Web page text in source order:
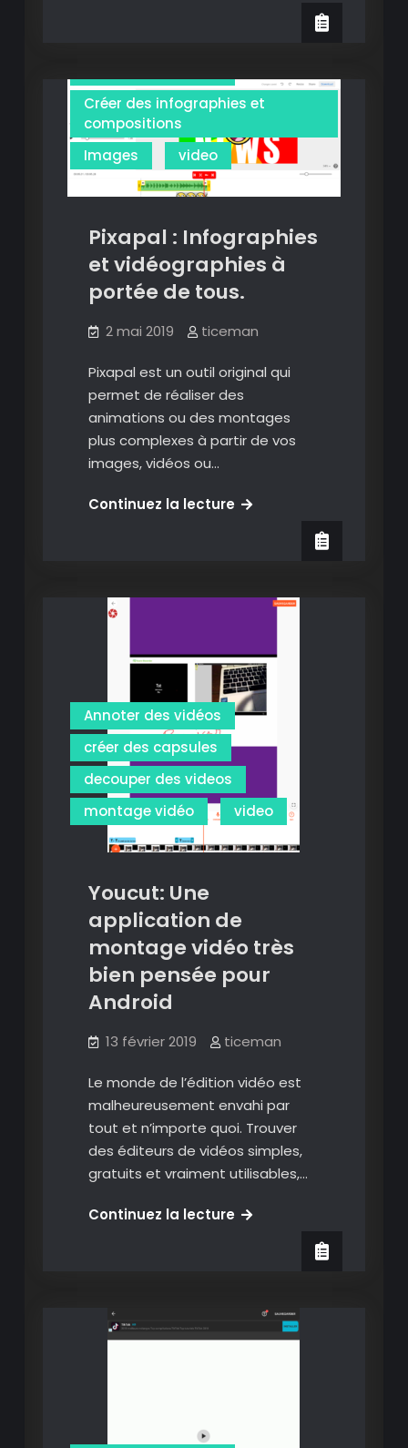
façon
réseaux
en
quelques
Créer des infographies et
compositions
Images
video
Pixapal : Infographies
et vidéographies à
portée de tous.
2 mai 2019 ticeman
Pixapal est un outil original qui
permet de réaliser des
animations ou des montages
plus complexes à partir de vos
images, vidéos ou…
Continuez la lecturePixapal
Infographies
vidéographies
de
tous.
Annoter des vidéos
créer des capsules
decouper des videos
montage vidéo
video
Youcut: Une
application de
montage vidéo très
bien pensée pour
Android
13 février 2019 ticeman
Le monde de l’édition vidéo est
malheureusement envahi par
tout et n’importe quoi. Trouver
des éditeurs de vidéos simples,
gratuits et vraiment utilisables,…
Continuez la lectureYoucut:
application
Android